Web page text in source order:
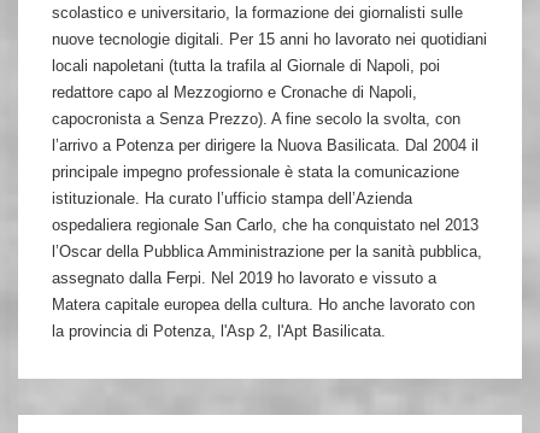
scolastico e universitario, la formazione dei giornalisti sulle
nuove tecnologie digitali. Per 15 anni ho lavorato nei quotidiani
locali napoletani (tutta la trafila al Giornale di Napoli, poi
redattore capo al Mezzogiorno e Cronache di Napoli,
capocronista a Senza Prezzo). A fine secolo la svolta, con
l’arrivo a Potenza per dirigere la Nuova Basilicata. Dal 2004 il
principale impegno professionale è stata la comunicazione
istituzionale. Ha curato l’ufficio stampa dell’Azienda
ospedaliera regionale San Carlo, che ha conquistato nel 2013
l’Oscar della Pubblica Amministrazione per la sanità pubblica,
assegnato dalla Ferpi. Nel 2019 ho lavorato e vissuto a
Matera capitale europea della cultura. Ho anche lavorato con
la provincia di Potenza, l'Asp 2, l'Apt Basilicata.